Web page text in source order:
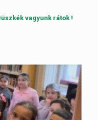
vagyunk rátok !